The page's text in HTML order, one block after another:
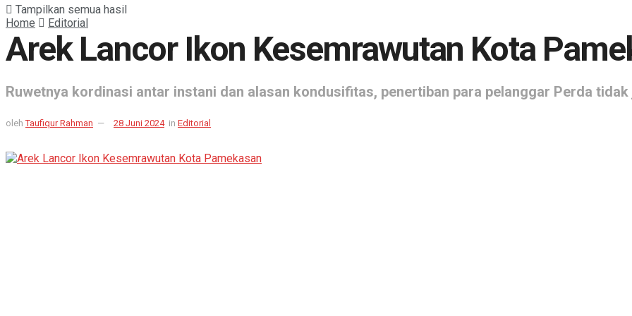
Tampilkan semua hasil
Home Editorial
Arek Lancor Ikon Kesemrawutan Kota
Ruwetnya kordinasi antar instani dan alasan kondusifitas, penertiban para pelanggar Perda tidak
oleh Taufiqur Rahman 28 Juni 2024 in Editorial